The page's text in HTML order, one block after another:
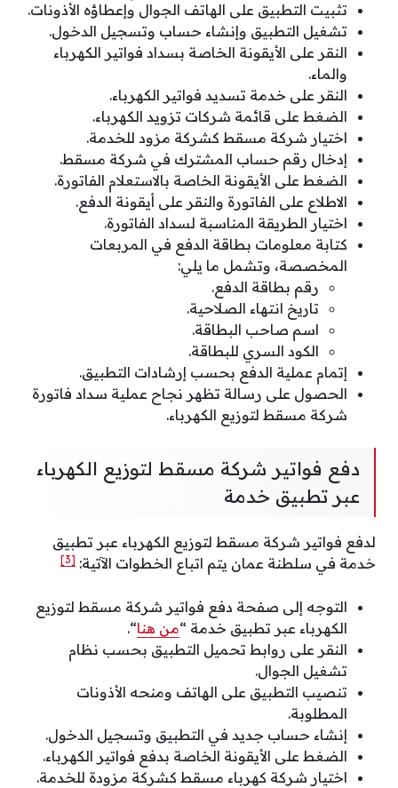
تثبيت التطبيق على الهاتف الجوال وإعطاؤه الأذونات.
تشغيل التطبيق وإنشاء حساب وتسجيل الدخول.
النقر على الأيقونة الخاصة بسداد فواتير الكهرباء
والماء.
النقر على خدمة تسديد فواتير الكهرباء.
الضغط على قائمة شركات تزويد الكهرباء.
اختيار شركة مسقط كشركة مزود للخدمة.
إدخال رقم حساب المشترك في شركة مسقط.
الضغط على الأيقونة الخاصة بالاستعلام الفاتورة.
الاطلاع على الفاتورة والنقر على أيقونة الدفع.
اختيار الطريقة المناسبة لسداد الفاتورة.
كتابة معلومات بطاقة الدفع في المربعات
المخصصة، وتشمل ما يلي:
رقم بطاقة الدفع.
تاريخ انتهاء الصلاحية.
اسم صاحب البطاقة.
الكود السري للبطاقة.
إتمام عملية الدفع بحسب إرشادات التطبيق.
الحصول على رسالة تظهر نجاح عملية سداد فاتورة
شركة مسقط لتوزيع الكهرباء.
دفع فواتير شركة مسقط لتوزيع الكهرباء
عبر تطبيق خدمة
لدفع فواتير شركة مسقط لتوزيع الكهرباء عبر تطبيق
خدمة في سلطنة عمان يتم اتباع الخطوات الآتية: [3]
التوجه إلى صفحة دفع فواتير شركة مسقط لتوزيع
الكهرباء عبر تطبيق خدمة “من هنا“.
النقر على روابط تحميل التطبيق بحسب نظام
تشغيل الجوال.
تنصيب التطبيق على الهاتف ومنحه الأذونات
المطلوبة.
إنشاء حساب جديد في التطبيق وتسجيل الدخول.
الضغط على الأيقونة الخاصة بدفع فواتير الكهرباء.
اختيار شركة كهرباء مسقط كشركة مزودة للخدمة.